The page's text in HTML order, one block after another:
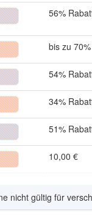
56%
bis zu
54%
34%
51%
10,00 €
nicht gültig für